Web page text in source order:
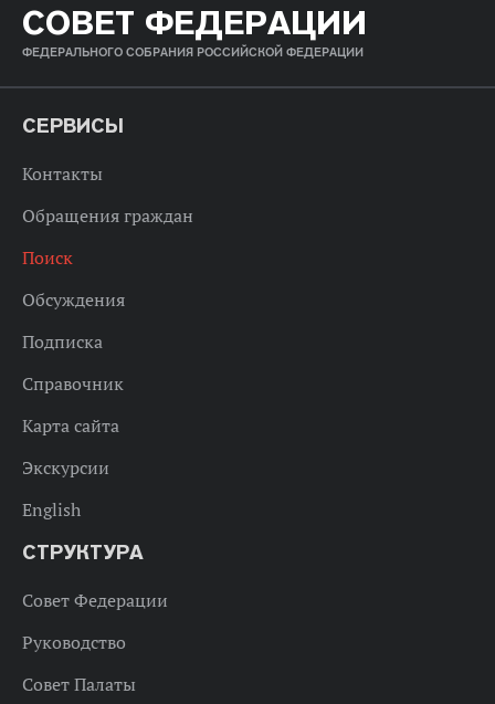
СОВЕТ ФЕДЕРАЦИИ
ФЕДЕРАЛЬНОГО СОБРАНИЯ РОССИЙСКОЙ ФЕДЕРАЦИИ
СЕРВИСЫ
Контакты
Обращения граждан
Поиск
Обсуждения
Подписка
Справочник
Карта сайта
Экскурсии
English
СТРУКТУРА
Совет Федерации
Руководство
Совет Палаты